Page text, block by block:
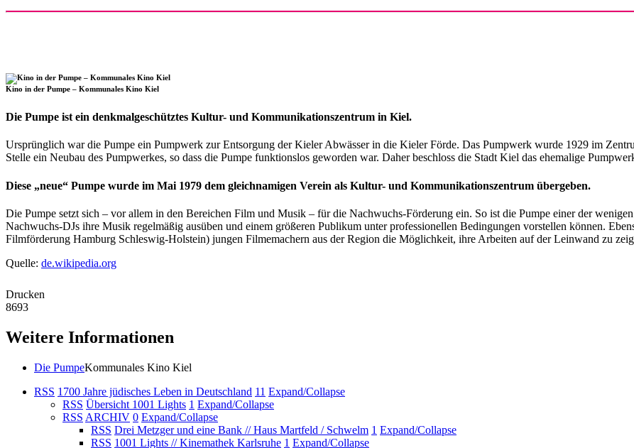
Kino in der Pumpe – Kommunales Kino Kiel
Die Pumpe ist ein denkmalgeschütztes Kultur- und Kommunikationszentrum in Kiel.
Ursprünglich war die Pumpe ein Pumpwerk zur Entsorgung der Kieler Abwässer in die Kieler Förde. Das Pumpwerk wurde 1929 im
Stelle ein Neubau des Pumpwerkes, so dass die Pumpe funktionslos geworden war. Daher beschloss die Stadt Kiel das ehemalige
Diese „neue“ Pumpe wurde im Mai 1979 dem gleichnamigen Verein als Kultur- und Kommunikationszentrum übergeben.
Die Pumpe setzt sich – vor allem in den Bereichen Film und Musik – für die Nachwuchs-Förderung ein. So ist die Pumpe einer der
Nachwuchs-DJs ihre Musik regelmäßig ausüben und einem größeren Publikum unter professionellen Bedingungen vorstellen können.
Filmförderung Hamburg Schleswig-Holstein) jungen Filmemachern aus der Region die Möglichkeit, ihre Arbeiten auf der Leinwand zu
Quelle: de.wikipedia.org
Drucken
8693
Weitere Informationen
Die PumpeKommunales Kino Kiel
RSS 1700 Jahre jüdisches Leben in Deutschland 11 Expand/Collapse
RSS Übersicht 1001 Lights 1 Expand/Collapse
RSS ARCHIV 0 Expand/Collapse
RSS Drei Metzger und eine Bank // Haus Martfeld / Schwelm 1 Expand/Collapse
RSS 1001 Lights // Kinemathek Karlsruhe 1 Expand/Collapse